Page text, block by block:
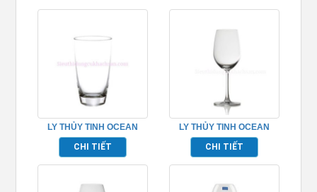
LY THỦY TINH OCEAN
TIARA SPHERE
TP_B12016
CHI TIẾT
LY THỦY TINH OCEAN
MADISON RED WINE
TP_1015R15
CHI TIẾT